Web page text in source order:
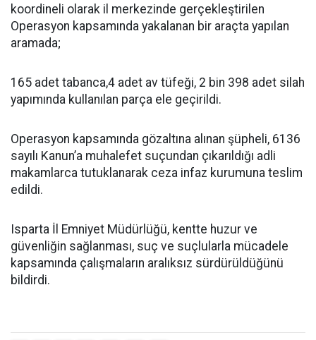
koordineli olarak il merkezinde gerçekleştirilen
Operasyon kapsamında yakalanan bir araçta yapılan
aramada;
165 adet tabanca,4 adet av tüfeği, 2 bin 398 adet silah
yapımında kullanılan parça ele geçirildi.
Operasyon kapsamında gözaltına alınan şüpheli, 6136
sayılı Kanun’a muhalefet suçundan çıkarıldığı adli
makamlarca tutuklanarak ceza infaz kurumuna teslim
edildi.
Isparta İl Emniyet Müdürlüğü, kentte huzur ve
güvenliğin sağlanması, suç ve suçlularla mücadele
kapsamında çalışmaların aralıksız sürdürüldüğünü
bildirdi.